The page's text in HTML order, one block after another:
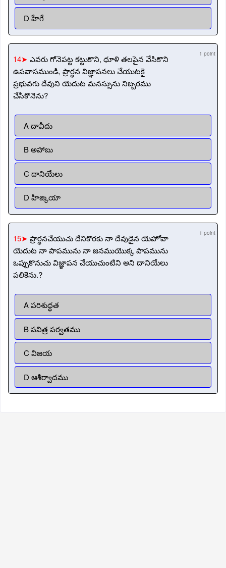
D హేగే
14➤ ఎవరు గోనెపట్ట కట్టుకొని, ధూళి తలపైన వేసికొని
ఉపవాసముండి, ప్రార్థన విజ్ఞాపనలు చేయుటకై
ప్రభువగు దేవుని యెదుట మనస్సును నిబ్బరము
చేసికొనెను?
1 point
A దావీదు
B అహాబు
C దానియేలు
D హిజ్కియా
15➤ ప్రార్ధనచేయుచు దేనికొరకు నా దేవుడైన యెహోవా
యెదుట నా పాపమును నా జనముయొక్క పాపమును
ఒప్పుకొనుచు విజ్ఞాపన చేయుచుంటిని అని దానియేలు
పలికెను.?
1 point
A పరిశుద్ధత
B పవిత్ర పర్వతము
C విజయ
D ఆశీర్వాదము